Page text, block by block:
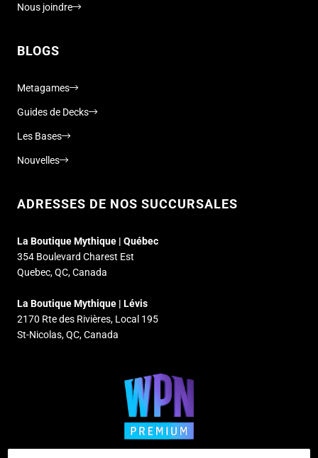
Nous joindre
BLOGS
Metagames
Guides de Decks
Les Bases
Nouvelles
ADRESSES DE NOS SUCCURSALES
La Boutique Mythique | Québec
354 Boulevard Charest Est
Quebec, QC, Canada
La Boutique Mythique | Lévis
2170 Rte des Rivières, Local 195
St-Nicolas, QC, Canada